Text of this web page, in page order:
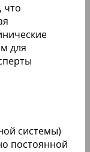
что
для
системы)
постоянной